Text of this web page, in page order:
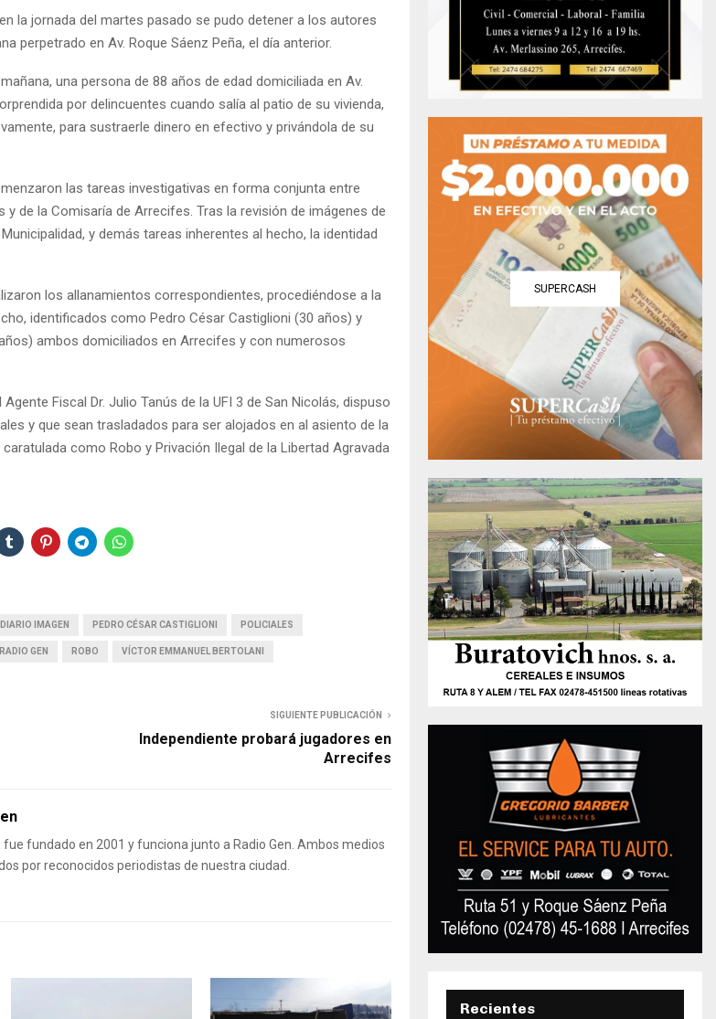
la jornada del martes pasado se pudo detener a los autores
perpetrado en Av. Roque Sáenz Peña, el día anterior.
una persona de 88 años de edad domiciliada en Av.
por delincuentes cuando salía al patio de su vivienda,
para sustraerle dinero en efectivo y privándola de su
las tareas investigativas en forma conjunta entre
y de la Comisaría de Arrecifes. Tras la revisión de imágenes de
y demás tareas inherentes al hecho, la identidad
los allanamientos correspondientes, procediéndose a la
identificados como Pedro César Castiglioni (30 años) y
ambos domiciliados en Arrecifes y con numerosos
Fiscal Dr. Julio Tanús de la UFI 3 de San Nicolás, dispuso
y que sean trasladados para ser alojados en al asiento de la
como Robo y Privación Ilegal de la Libertad Agravada
DIARIO IMAGEN PEDRO CÉSAR CASTIGLIONI POLICIALES
RADIO GEN ROBO VÍCTOR EMMANUEL BERTOLANI
SIGUIENTE PUBLICACIÓN
Independiente probará jugadores en
Arrecifes
fue fundado en 2001 y funciona junto a Radio Gen. Ambos medios
por reconocidos periodistas de nuestra ciudad.
SUPERCASH
Recientes